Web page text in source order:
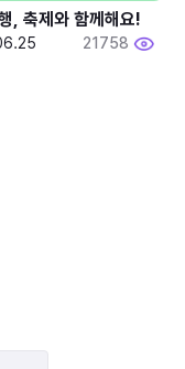
, 축제와 함께해요!
21758